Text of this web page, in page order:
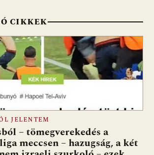
CIKKEK
JELENTEM
– tömegverekedés a
meccsen – hazugság, a két